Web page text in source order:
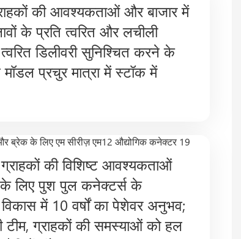
की आवश्यकताओं और बाजार में
के प्रति त्वरित और लचीली
डिलीवरी सुनिश्चित करने के
मॉडल प्रचुर मात्रा में स्टॉक में
ग्राहकों की विशिष्ट आवश्यकताओं
के लिए पुश पुल कनेक्टर्स के
में 10 वर्षों का पेशेवर अनुभव;
टीम, ग्राहकों की समस्याओं को हल